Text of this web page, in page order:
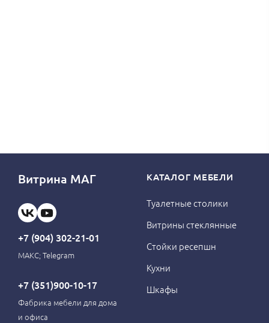
Витрина МАГ
+7 (904) 302-21-01
МАКС; Telegram
+7 (351)900-10-17
Фабрика мебели для дома
и офиса
КАТАЛОГ МЕБЕЛИ
Туалетные столики
Витрины стеклянные
Стойки ресепшн
Кухни
Шкафы